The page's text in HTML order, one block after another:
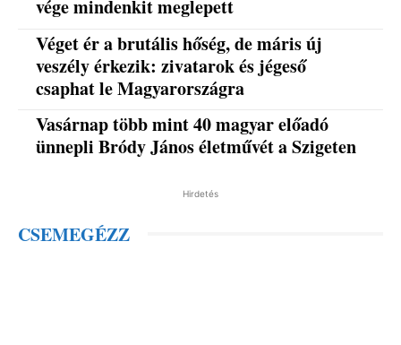
vége mindenkit meglepett
Véget ér a brutális hőség, de máris új
veszély érkezik: zivatarok és jégeső
csaphat le Magyarországra
Vasárnap több mint 40 magyar előadó
ünnepli Bródy János életművét a Szigeten
Hirdetés
CSEMEGÉZZ